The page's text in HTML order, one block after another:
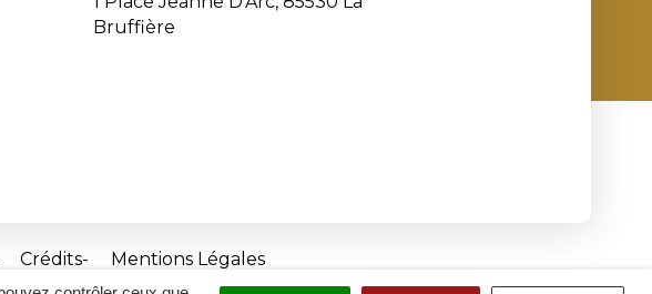
Bruffière
Crédits Mentions Légales